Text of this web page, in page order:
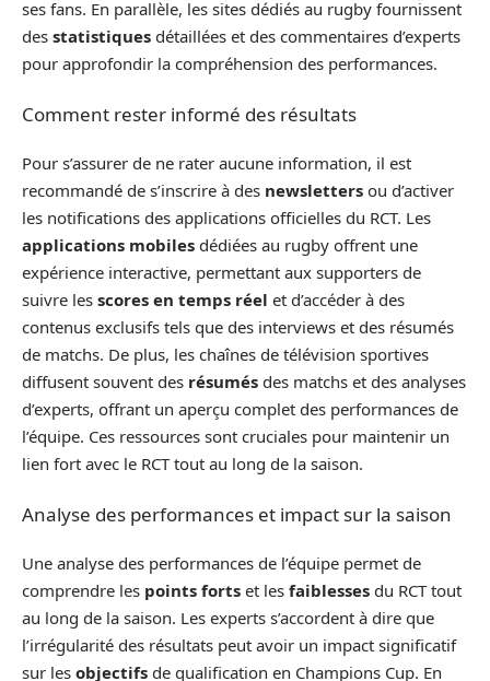
ses fans. En parallèle, les sites dédiés au rugby fournissent
des statistiques détaillées et des commentaires d’experts
pour approfondir la compréhension des performances.
Comment rester informé des résultats
Pour s’assurer de ne rater aucune information, il est
recommandé de s’inscrire à des newsletters ou d’activer
les notifications des applications officielles du RCT. Les
applications mobiles dédiées au rugby offrent une
expérience interactive, permettant aux supporters de
suivre les scores en temps réel et d’accéder à des
contenus exclusifs tels que des interviews et des résumés
de matchs. De plus, les chaînes de télévision sportives
diffusent souvent des résumés des matchs et des analyses
d’experts, offrant un aperçu complet des performances de
l’équipe. Ces ressources sont cruciales pour maintenir un
lien fort avec le RCT tout au long de la saison.
Analyse des performances et impact sur la saison
Une analyse des performances de l’équipe permet de
comprendre les points forts et les faiblesses du RCT tout
au long de la saison. Les experts s’accordent à dire que
l’irrégularité des résultats peut avoir un impact significatif
sur les objectifs de qualification en Champions Cup. En